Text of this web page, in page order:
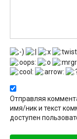
Отправляя
имя/ник и текст
доступен